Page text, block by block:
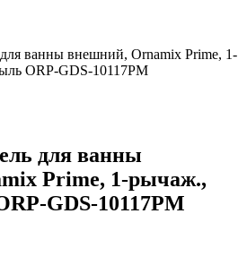
для ванны внешний, Ornamix Prime, 1-
ORP-GDS-10117PM
для ванны
Prime, 1-рычаж.,
GDS-10117PM